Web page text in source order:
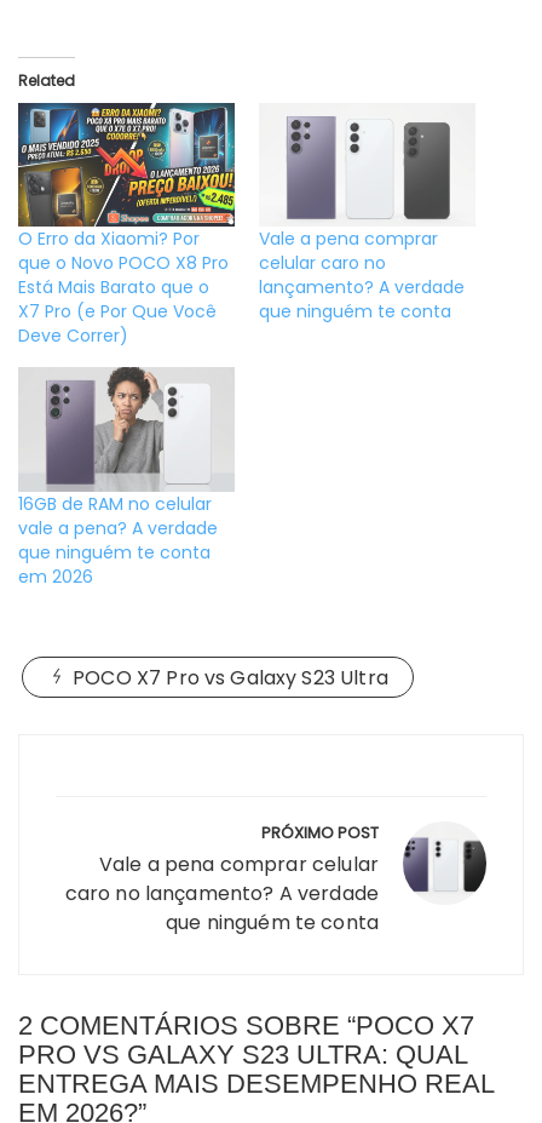
Related
O Erro da Xiaomi? Por
que o Novo POCO X8 Pro
Está Mais Barato que o
X7 Pro (e Por Que Você
Deve Correr)
Vale a pena comprar
celular caro no
lançamento? A verdade
que ninguém te conta
16GB de RAM no celular
vale a pena? A verdade
que ninguém te conta
em 2026
POCO X7 Pro vs Galaxy S23 Ultra
PRÓXIMO POST
Vale a pena comprar celular
caro no lançamento? A verdade
que ninguém te conta
2 COMENTÁRIOS SOBRE “POCO X7
PRO VS GALAXY S23 ULTRA: QUAL
ENTREGA MAIS DESEMPENHO REAL
EM 2026?”